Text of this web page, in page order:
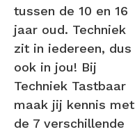
tussen de 10 en 16
jaar oud. Techniek
zit in iedereen, dus
ook in jou! Bij
Techniek Tastbaar
maak jij kennis met
de 7 verschillende